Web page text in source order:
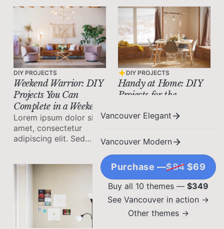
DIY PROJECTS
Weekend Warrior: DIY
Projects You Can
Complete in a Weekend
Lorem ipsum dolor sit
amet, consectetur
adipiscing elit. Sed
DIY PROJECTS
Handy at Home: DIY
Projects for the
Lorem ipsum dolor sit
adipiscing elit. Sed
malesuada faucibus ex
Vancouver Elegant
Vancouver Modern
Purchase —$84 $69
Buy all 10 themes — $349
See Vancouver in action →
Other themes →